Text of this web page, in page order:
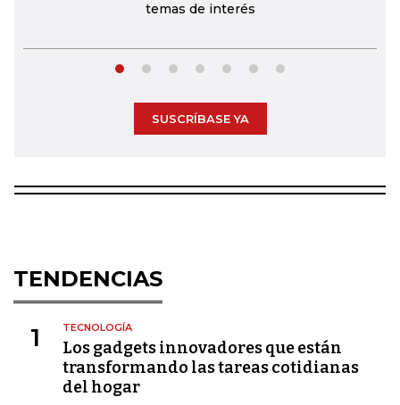
temas de interés
SUSCRÍBASE YA
TENDENCIAS
1 TECNOLOGÍA
Los gadgets innovadores que están
transformando las tareas cotidianas
del hogar